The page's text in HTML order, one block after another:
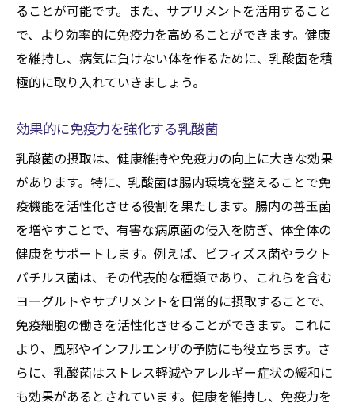
ることが可能です。また、サプリメントを活用すること
で、より効率的に免疫力を高めることができます。健康
を維持し、病気に負けない体を作るために、乳酸菌を積
極的に取り入れていきましょう。
効果的に免疫力を強化する乳酸菌
乳酸菌の摂取は、健康維持や免疫力の向上に大きな効果
があります。特に、乳酸菌は腸内環境を整えることで免
疫機能を活性化させる役割を果たします。腸内の善玉菌
を増やすことで、有害な病原菌の侵入を防ぎ、体全体の
健康をサポートします。例えば、ビフィズス菌やラクト
バチルス菌は、その代表的な種類であり、これらを含む
ヨーグルトやサプリメントを日常的に摂取することで、
免疫細胞の働きを活性化させることができます。これに
より、風邪やインフルエンザの予防にも役立ちます。さ
らに、乳酸菌はストレス軽減やアレルギー症状の緩和に
も効果があるとされています。健康を維持し、免疫力を